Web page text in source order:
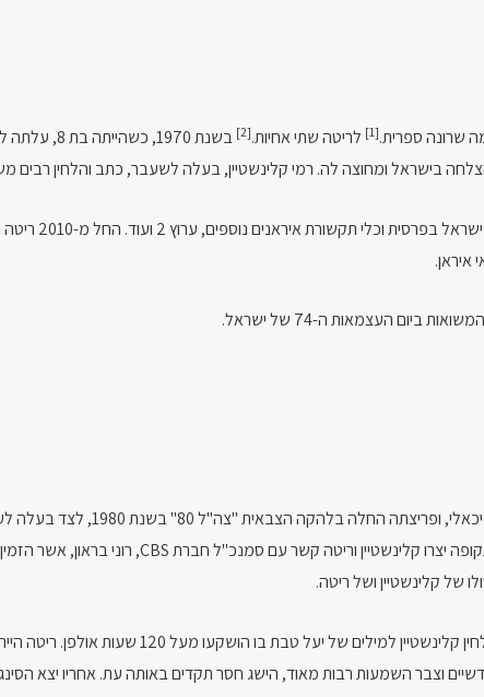
שרונה ספרית.[1] לריטה שתי אחיות.[2]
בשנת
בישראל ומחוצה לה. רמי קלינשטיין, בעלה לשעבר, כתב והלחין רבים
ריטה נוהגת
איראן.
את דרכה המוזיקלית החלה בשנת 1978
בסוף 1985 יצא לתחנות הרדיו השיר הראשון של
וצבר השמעות רבות מאוד, הישג חסר תקדים באותה עת. אחריו יצא